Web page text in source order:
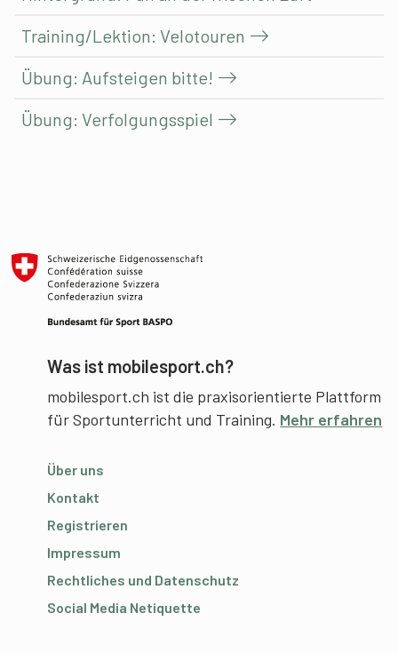
Training/Lektion: Velotouren
Übung: Aufsteigen bitte!
Übung: Verfolgungsspiel
Was ist mobilesport.ch?
mobilesport.ch ist die praxisorientierte Plattform
für Sportunterricht und Training. Mehr erfahren
Über uns
Kontakt
Registrieren
Impressum
Rechtliches und Datenschutz
Social Media Netiquette